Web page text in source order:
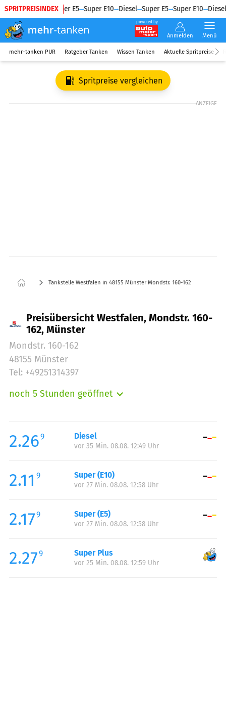
SPRITPREISINDEX
Diesel Super E5 Super E10 Diesel Super E5 Super E10 Diesel
powered by
Anmelden Menü
mehr-tanken PUR Ratgeber Tanken Wissen Tanken Aktuelle Spritpreise
Spritpreise vergleichen
ANZEIGE
Tankstelle Westfalen in 48155 Münster Mondstr. 160-162
Preisübersicht Westfalen, Mondstr. 160-
162, Münster
Mondstr. 160-162
48155 Münster
Tel: +49251314397
noch 5 Stunden geöffnet
Mittwoch:
07:00-21:00
Donnerstag:
Samstag:
07:00-21:00
Sonntag:
2.269 Diesel
vor 35 Min. 08.08. 12:49 Uhr
2.11 9 Super (E10)
vor 27 Min. 08.08. 12:58 Uhr
2.179 Super (E5)
vor 27 Min. 08.08. 12:58 Uhr
2.279 Super Plus
vor 25 Min. 08.08. 12:59 Uhr